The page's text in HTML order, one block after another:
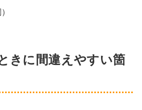
きに間違えやすい箇